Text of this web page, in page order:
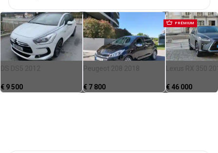
DS DS5 2012
€ 9 500
Peugeot 208 2018
€ 7 800
PRÉMIUM
Lexus RX 350
€ 46 000